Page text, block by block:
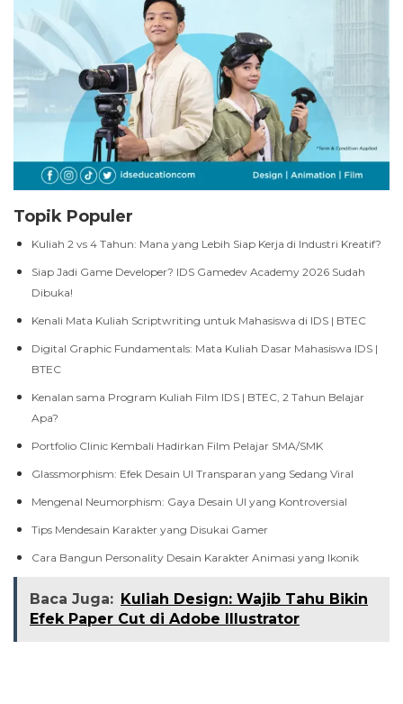
Topik Populer
Kuliah 2 vs 4 Tahun: Mana yang Lebih Siap Kerja di Industri Kreatif?
Siap Jadi Game Developer? IDS Gamedev Academy 2026 Sudah
Dibuka!
Kenali Mata Kuliah Scriptwriting untuk Mahasiswa di IDS | BTEC
Digital Graphic Fundamentals: Mata Kuliah Dasar Mahasiswa IDS |
BTEC
Kenalan sama Program Kuliah Film IDS | BTEC, 2 Tahun Belajar
Apa?
Portfolio Clinic Kembali Hadirkan Film Pelajar SMA/SMK
Glassmorphism: Efek Desain UI Transparan yang Sedang Viral
Mengenal Neumorphism: Gaya Desain UI yang Kontroversial
Tips Mendesain Karakter yang Disukai Gamer
Cara Bangun Personality Desain Karakter Animasi yang Ikonik
Baca Juga: Kuliah Design: Wajib Tahu Bikin
Efek Paper Cut di Adobe Illustrator